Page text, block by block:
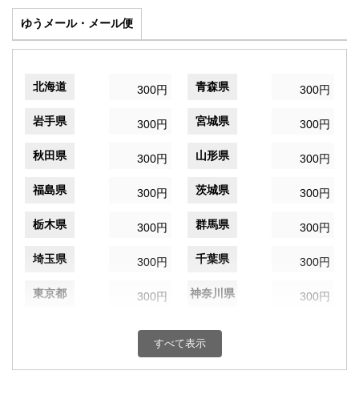
ゆうメール・メール便
北海道 300円 青森県 300円
岩手県 300円 宮城県 300円
秋田県 300円 山形県 300円
福島県 300円 茨城県 300円
栃木県 300円 群馬県 300円
埼玉県 300円 千葉県 300円
東京都 300円 神奈川県 300円
300円 富山県
すべて表示